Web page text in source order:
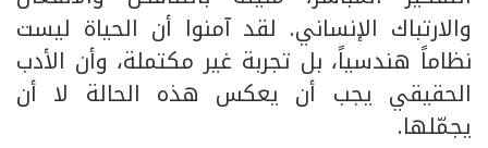
والارتباك الإنساني. لقد آمنوا أن الحياة ليست
نظاماً هندسياً، بل تجربة غير مكتملة، وأن الأدب
الحقيقي يجب أن يعكس هذه الحالة لا أن
يجمّلها.